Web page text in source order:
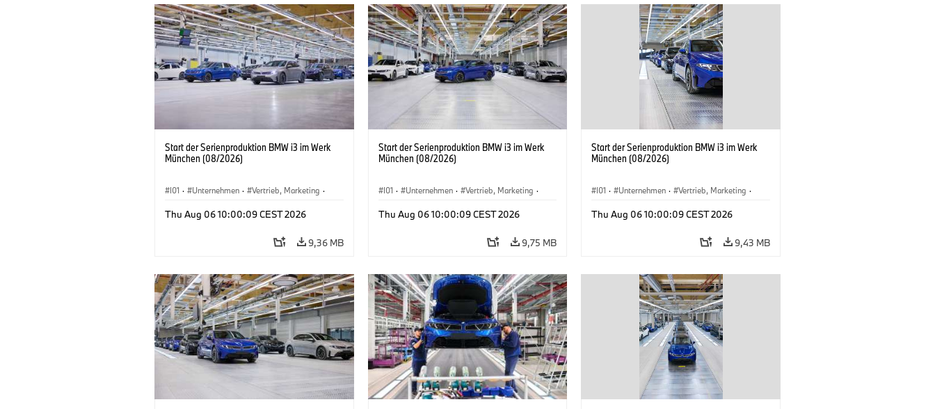
Start der Serienproduktion BMW i3 im Werk
München (08/2026)
I01 · Unternehmen · Vertrieb, Marketing ·
Thu Aug 06 10:00:09 CEST 2026
9,36 MB
Start der Serienproduktion BMW i3 im Werk
München (08/2026)
I01 · Unternehmen · Vertrieb, Marketing ·
Thu Aug 06 10:00:09 CEST 2026
9,75 MB
Start der Serienproduktion BMW i3 im Werk
München (08/2026)
I01 · Unternehmen · Vertrieb, Marketing ·
Thu Aug 06 10:00:09 CEST 2026
9,43 MB